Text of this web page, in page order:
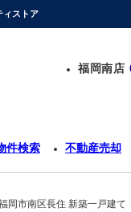
ィストア
福岡南店
件検索 不動産売却
岡市南区長住 新築一戸建て